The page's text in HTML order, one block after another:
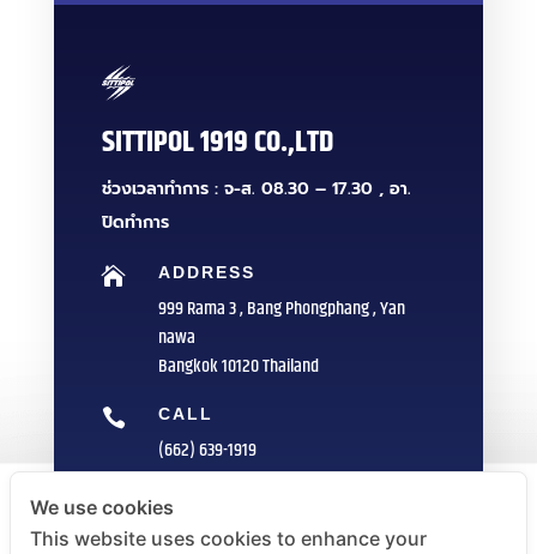
SITTIPOL 1919 CO.,LTD
ช่วงเวลาทำการ : จ-ส. 08.30 – 17.30 , อา.
ปิดทำการ
 ADDRESS
999 Rama 3 , Bang Phongphang , Yan
nawa
Bangkok 10120 Thailand
 CALL
(662) 639-1919
 FAX
(662) 235-1959
We use cookies
This website uses cookies to enhance your